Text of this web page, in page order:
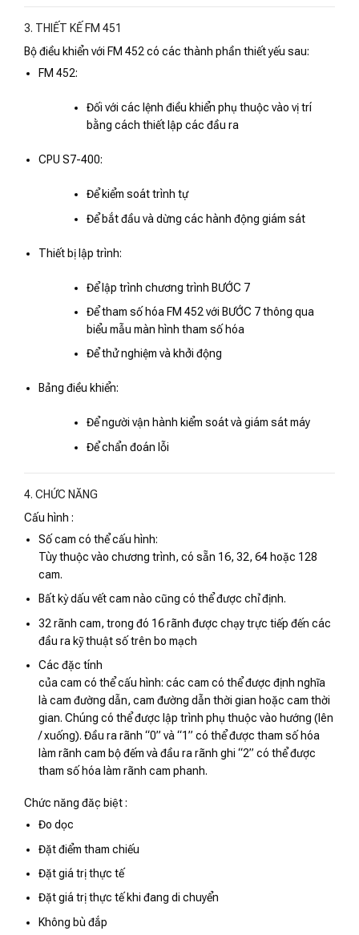
3. THIẾT KẾ FM 451
Bộ điều khiển với FM 452 có các thành phần thiết yếu sau:
FM 452:
Đối với các lệnh điều khiển phụ thuộc vào vị trí
bằng cách thiết lập các đầu ra
CPU S7-400:
Để kiểm soát trình tự
Để bắt đầu và dừng các hành động giám sát
Thiết bị lập trình:
Để lập trình chương trình BƯỚC 7
Để tham số hóa FM 452 với BƯỚC 7 thông qua
biểu mẫu màn hình tham số hóa
Để thử nghiệm và khởi động
Bảng điều khiển:
Để người vận hành kiểm soát và giám sát máy
Để chẩn đoán lỗi
4. CHỨC NĂNG
Cấu hình :
Số cam có thể cấu hình:
Tùy thuộc vào chương trình, có sẵn 16, 32, 64 hoặc 128
cam.
Bất kỳ dấu vết cam nào cũng có thể được chỉ định.
32 rãnh cam, trong đó 16 rãnh được chạy trực tiếp đến các
đầu ra kỹ thuật số trên bo mạch
Các đặc tính
của cam có thể cấu hình: các cam có thể được định nghĩa
là cam đường dẫn, cam đường dẫn thời gian hoặc cam thời
gian. Chúng có thể được lập trình phụ thuộc vào hướng (lên
/ xuống). Đầu ra rãnh “0” và “1” có thể được tham số hóa
làm rãnh cam bộ đếm và đầu ra rãnh ghi “2” có thể được
tham số hóa làm rãnh cam phanh.
Chức năng đặc biệt :
Đo dọc
Đặt điểm tham chiếu
Đặt giá trị thực tế
Đặt giá trị thực tế khi đang di chuyển
Không bù đắp